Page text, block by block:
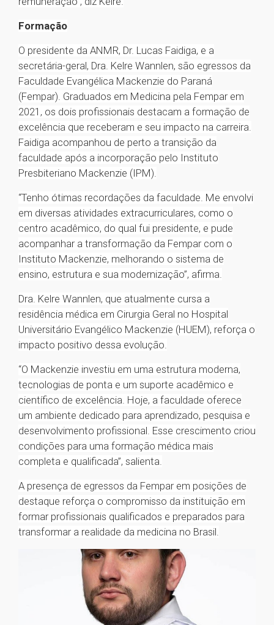
Formação
O presidente da ANMR, Dr. Lucas Faidiga, e a
secretária-geral, Dra. Kelre Wannlen, são egressos da
Faculdade Evangélica Mackenzie do Paraná
(Fempar). Graduados em Medicina pela Fempar em
2021, os dois profissionais destacam a formação de
excelência que receberam e seu impacto na carreira.
Faidiga acompanhou de perto a transição da
faculdade após a incorporação pelo Instituto
Presbiteriano Mackenzie (IPM).
“Tenho ótimas recordações da faculdade. Me envolvi
em diversas atividades extracurriculares, como o
centro acadêmico, do qual fui presidente, e pude
acompanhar a transformação da Fempar com o
Instituto Mackenzie, melhorando o sistema de
ensino, estrutura e sua modernização”, afirma.
Dra. Kelre Wannlen, que atualmente cursa a
residência médica em Cirurgia Geral no Hospital
Universitário Evangélico Mackenzie (HUEM), reforça o
impacto positivo dessa evolução.
“O Mackenzie investiu em uma estrutura moderna,
tecnologias de ponta e um suporte acadêmico e
científico de excelência. Hoje, a faculdade oferece
um ambiente dedicado para aprendizado, pesquisa e
desenvolvimento profissional. Esse crescimento criou
condições para uma formação médica mais
completa e qualificada”, salienta.
A presença de egressos da Fempar em posições de
destaque reforça o compromisso da instituição em
formar profissionais qualificados e preparados para
transformar a realidade da medicina no Brasil.